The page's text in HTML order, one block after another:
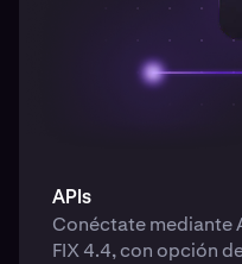
APIs
Conéctate mediante
FIX 4.4, con opción